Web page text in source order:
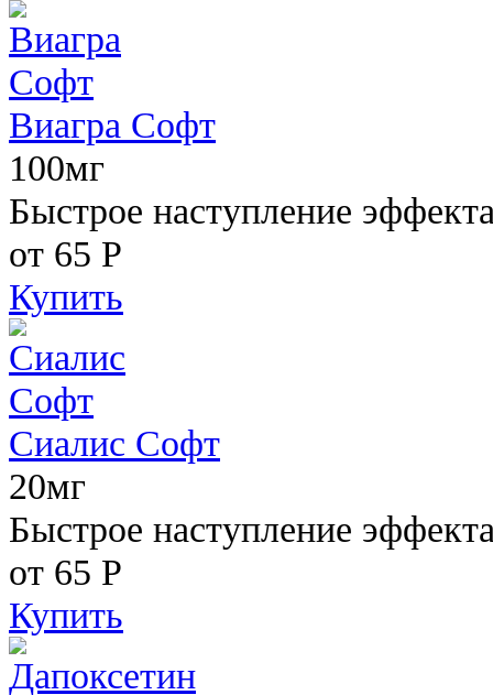
Виагра Софт
100мг
Быстрое наступление
от 65 Р
Купить
Сиалис Софт
20мг
Быстрое наступление
от 65 Р
Купить